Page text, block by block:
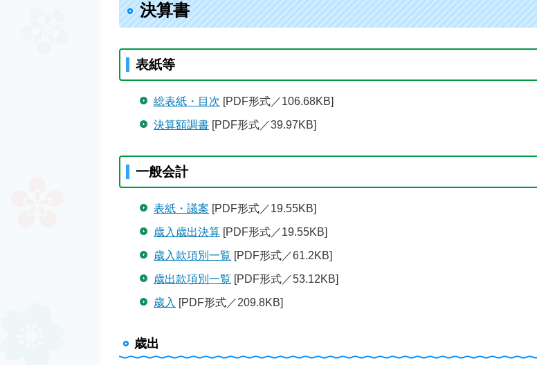
決算書
表紙等
総表紙・目次 [PDF形式／106.68KB]
決算額調書 [PDF形式／39.97KB]
一般会計
表紙・議案 [PDF形式／19.55KB]
歳入歳出決算 [PDF形式／19.55KB]
歳入款項別一覧 [PDF形式／61.2KB]
歳出款項別一覧 [PDF形式／53.12KB]
歳入 [PDF形式／209.8KB]
歳出